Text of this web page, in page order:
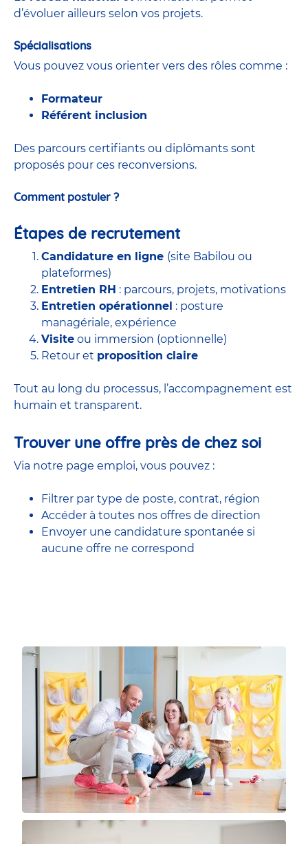
d’évoluer ailleurs selon vos projets.
Spécialisations
Vous pouvez vous orienter vers des rôles comme :
Formateur
Référent inclusion
Des parcours certifiants ou diplômants sont
proposés pour ces reconversions.
Comment postuler ?
Étapes de recrutement
Candidature en ligne (site Babilou ou
plateformes)
Entretien RH : parcours, projets, motivations
Entretien opérationnel : posture
managériale, expérience
Visite ou immersion (optionnelle)
Retour et proposition claire
Tout au long du processus, l’accompagnement est
humain et transparent.
Trouver une offre près de chez soi
Via notre page emploi, vous pouvez :
Filtrer par type de poste, contrat, région
Accéder à toutes nos offres de direction
Envoyer une candidature spontanée si
aucune offre ne correspond